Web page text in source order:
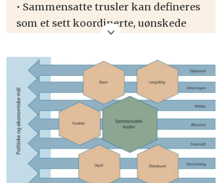
• Sammensatte trusler kan defineres
som et sett koordinerte, uønskede
ikke-statlige aktører under terskelen
for direkte væpnet konflikt.
• Trusselaktøren kan kombinere
diplomatiske, informasjonsmessige,
militære, økonomiske og finansielle,
etterretningsmessige og juridiske
virkemidler.